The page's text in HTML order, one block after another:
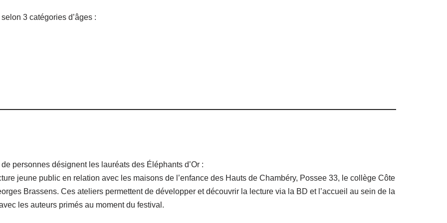
3 catégories d’âges :
personnes désignent les lauréats des Éléphants d’Or :
jeune public en relation avec les maisons de l’enfance des Hauts de Chambéry, Possee 33, le collège Côte
Brassens. Ces ateliers permettent de développer et découvrir la lecture via la BD et l’accueil au sein de la
les auteurs primés au moment du festival.